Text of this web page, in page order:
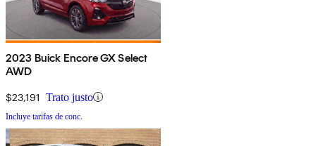
2023 Buick Encore GX Select
AWD
$23,191 Trato justo
Incluye tarifas de conc.